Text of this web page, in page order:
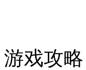
游戏攻略